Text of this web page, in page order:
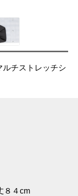
ルチストレッチシ
８４cm